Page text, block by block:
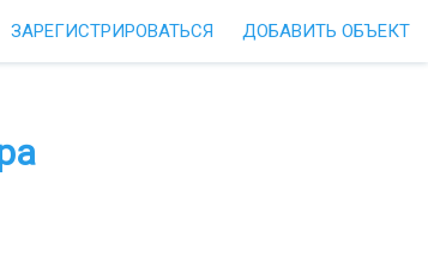
ЗАРЕГИСТРИРОВАТЬСЯ ДОБАВИТЬ ОБЪЕКТ